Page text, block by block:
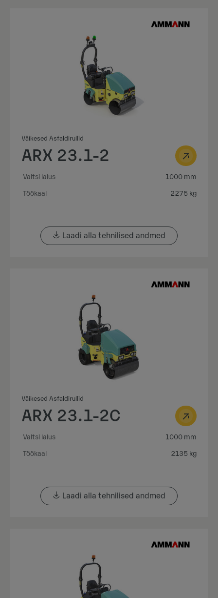
Väikesed Asfaldirullid
ARX 23.1-2
Valtsi laius
1000 mm
Töökaal
2275 kg
Laadi alla tehnilised andmed
Väikesed Asfaldirullid
ARX 23.1-2C
Valtsi laius
1000 mm
Töökaal
2135 kg
Laadi alla tehnilised andmed